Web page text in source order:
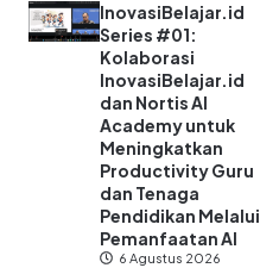
InovasiBelajar.id
Series #01:
Kolaborasi
InovasiBelajar.id
dan Nortis AI
Academy untuk
Meningkatkan
Productivity Guru
dan Tenaga
Pendidikan Melalui
Pemanfaatan AI
6 Agustus 2026